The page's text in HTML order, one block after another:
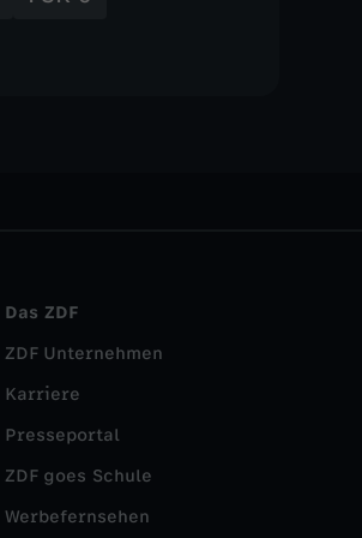
Das ZDF
ZDF Unternehmen
Karriere
Presseportal
ZDF goes Schule
Werbefernsehen